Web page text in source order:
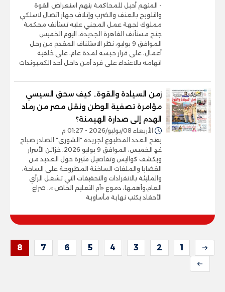
- المتهم أحيل للمحاكمة بتهم استعراض القوة
والتلويح بالعنف والضرب وإتلاف جهاز اتصال لاسلكي
مملوك لجهة عمل المجني عليه تستأنف محكمة
جنح مستأنف القاهرة الجديدة، اليوم الخميس
الموافق 9 يوليو، نظر الاستئناف المقدم من رجل
أعمال، على قرار حبسه لمدة عام، على خلفية
اتهامه بالاعتداء على فرد أمن داخل أحد الكمبوندات
زمن السيادة والقوة.. كيف سحق السيسي
مؤامرة تصفية الوطن ونقل مصر من رماد
الهدم إلى صدارة الهيمنة؟
الأربعاء 08/يوليو/2026 - 01:27 م
يفتح العدد المطبوع لجريدة "الشورى" الصادر صباح
غدٍ الخميس، الموافق 9 يوليو 2026، خزائن الأسرار
ويكشف كواليس وتفاصيل مثيرة حول العديد من
القضايا والملفات الساخنة المطروحة على الساحة،
والمليئة بالانفرادات والتحقيقات التي تشغل الرأي
العام،وأهمها، دموع «أم التعليم الخاص ».. صراع
الأحفاد يكتب نهاية مأساوية
1
2
3
4
5
6
7
8